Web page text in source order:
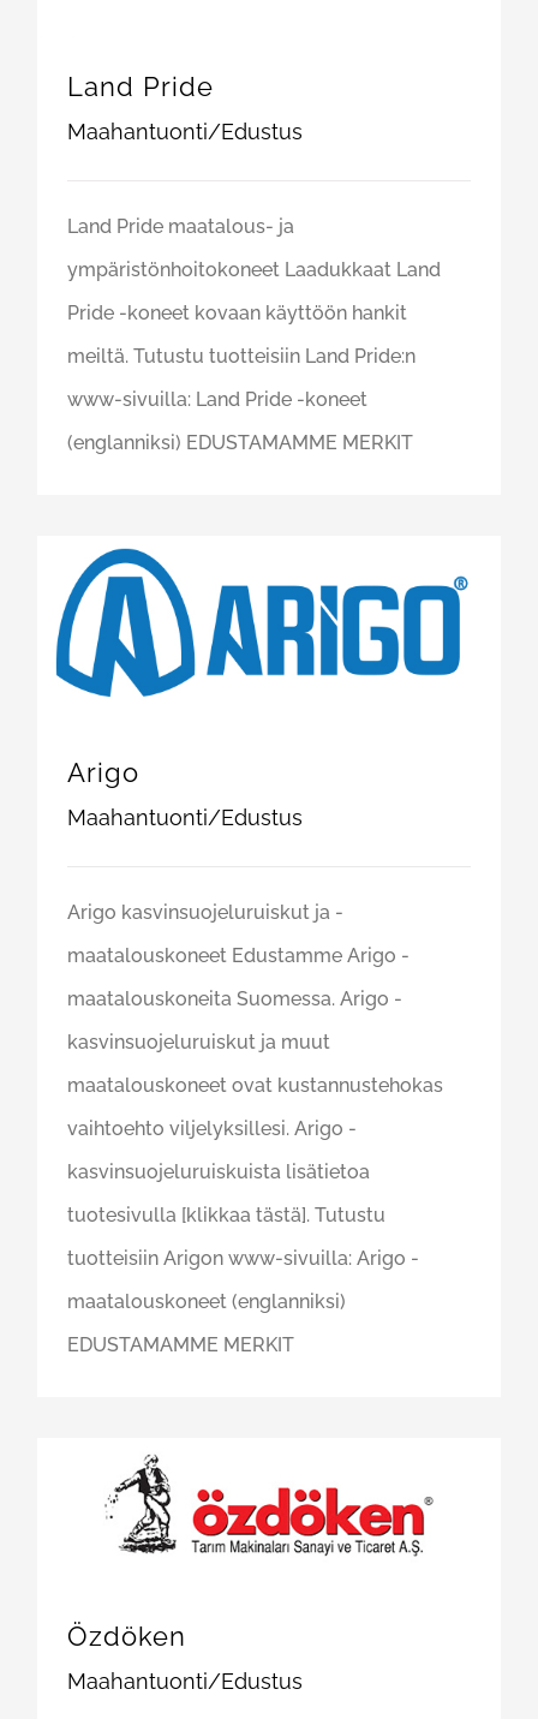
Land Pride
Maahantuonti/Edustus
Land Pride maatalous- ja
ympäristönhoitokoneet Laadukkaat Land
Pride -koneet kovaan käyttöön hankit
meiltä. Tutustu tuotteisiin Land Pride:n
www-sivuilla: Land Pride -koneet
(englanniksi) EDUSTAMAMME MERKIT
Arigo
Maahantuonti/Edustus
Arigo kasvinsuojeluruiskut ja -
maatalouskoneet Edustamme Arigo -
maatalouskoneita Suomessa. Arigo -
kasvinsuojeluruiskut ja muut
maatalouskoneet ovat kustannustehokas
vaihtoehto viljelyksillesi. Arigo -
kasvinsuojeluruiskuista lisätietoa
tuotesivulla [klikkaa tästä]. Tutustu
tuotteisiin Arigon www-sivuilla: Arigo -
maatalouskoneet (englanniksi)
EDUSTAMAMME MERKIT
Özdöken
Maahantuonti/Edustus